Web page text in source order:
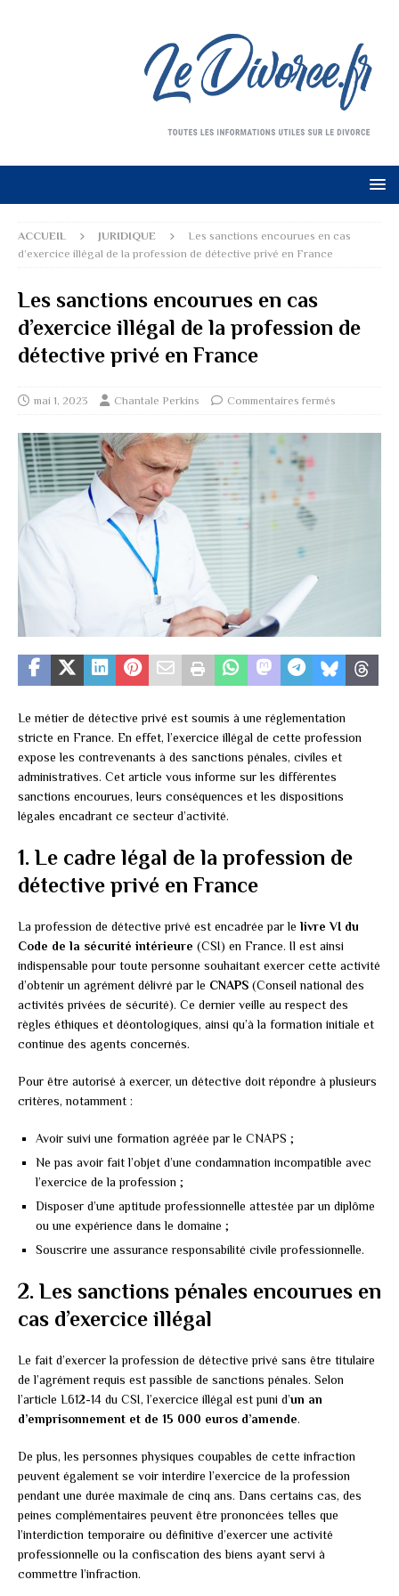
ACCUEIL JURIDIQUE
Les sanctions encourues en cas
d’exercice illégal de la profession de détective privé en France
Les sanctions encourues en cas
d’exercice illégal de la profession de
détective privé en France
mai 1, 2023 Chantale Perkins Commentaires fermés
Le métier de détective privé est soumis à une réglementation
stricte en France. En effet, l’exercice illégal de cette profession
expose les contrevenants à des sanctions pénales, civiles et
administratives. Cet article vous informe sur les différentes
sanctions encourues, leurs conséquences et les dispositions
légales encadrant ce secteur d’activité.
1. Le cadre légal de la profession de
détective privé en France
La profession de détective privé est encadrée par le livre VI du
Code de la sécurité intérieure (CSI) en France. Il est ainsi
indispensable pour toute personne souhaitant exercer cette activité
d’obtenir un agrément délivré par le CNAPS (Conseil national des
activités privées de sécurité). Ce dernier veille au respect des
règles éthiques et déontologiques, ainsi qu’à la formation initiale et
continue des agents concernés.
Pour être autorisé à exercer, un détective doit répondre à plusieurs
critères, notamment :
Avoir suivi une formation agréée par le CNAPS ;
Ne pas avoir fait l’objet d’une condamnation incompatible avec
l’exercice de la profession ;
Disposer d’une aptitude professionnelle attestée par un diplôme
ou une expérience dans le domaine ;
Souscrire une assurance responsabilité civile professionnelle.
2. Les sanctions pénales encourues en
cas d’exercice illégal
Le fait d’exercer la profession de détective privé sans être titulaire
de l’agrément requis est passible de sanctions pénales. Selon
l’article L612-14 du CSI, l’exercice illégal est puni d’un an
d’emprisonnement et de 15 000 euros d’amende.
De plus, les personnes physiques coupables de cette infraction
peuvent également se voir interdire l’exercice de la profession
pendant une durée maximale de cinq ans. Dans certains cas, des
peines complémentaires peuvent être prononcées telles que
l’interdiction temporaire ou définitive d’exercer une activité
professionnelle ou la confiscation des biens ayant servi à
commettre l’infraction.